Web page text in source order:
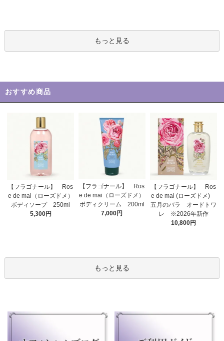
もっと見る
おすすめ商品
【フラゴナール】 Ros
e de mai（ローズドメ）
ボディソープ 250ml
5,300円
【フラゴナール】 Ros
e de mai（ローズドメ）
ボディクリーム 200ml
7,000円
【フラゴナール】 Ros
e de mai (ローズドメ)
五月のバラ オードトワ
レ ※2026年新作
10,800円
もっと見る